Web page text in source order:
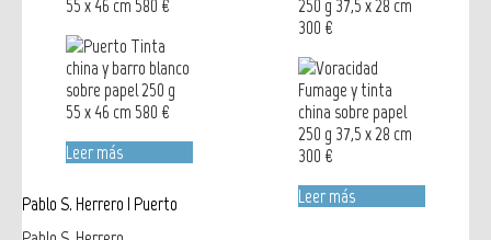
Leer más
Pablo S. Herrero | Puerto
Leer más